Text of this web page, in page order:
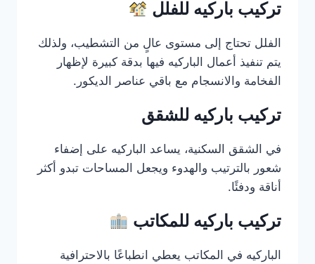
تركيب باركيه للفلل
الفلل تحتاج إلى مستوى عالٍ من التشطيب، ولذلك
يتم تنفيذ أعمال الباركيه فيها بدقة كبيرة لإظهار
الفخامة والانسجام مع باقي عناصر الديكور.
تركيب باركيه للشقق
في الشقق السكنية، يساعد الباركيه على إضفاء
شعور بالترتيب والهدوء ويجعل المساحات تبدو أكثر
أناقة ودفئًا.
تركيب باركيه للمكاتب
الباركيه في المكاتب يعطي انطباعًا بالاحترافية